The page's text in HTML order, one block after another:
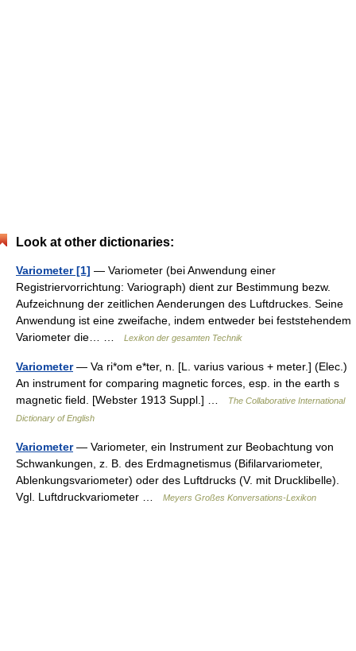
Look at other dictionaries:
Variometer [1] — Variometer (bei Anwendung einer
Registriervorrichtung: Variograph) dient zur Bestimmung bezw.
Aufzeichnung der zeitlichen Aenderungen des Luftdruckes. Seine
Anwendung ist eine zweifache, indem entweder bei feststehendem
Variometer die… …
Lexikon der gesamten Technik
Variometer— Va ri*om e*ter, n. [L. varius various + meter.] (Elec.)
An instrument for comparing magnetic forces, esp. in the earth s
magnetic field. [Webster 1913 Suppl.] …
The Collaborative International
Dictionary of English
Variometer— Variometer, ein Instrument zur Beobachtung von
Schwankungen, z. B. des Erdmagnetismus (Bifilarvariometer,
Ablenkungsvariometer) oder des Luftdrucks (V. mit Drucklibelle).
Vgl. Luftdruckvariometer …
Meyers Großes Konversations-Lexikon